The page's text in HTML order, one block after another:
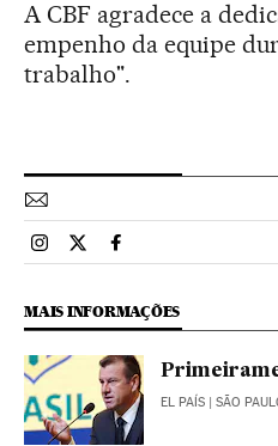
A CBF agradece a
empenho da equipe
trabalho".
Esportes El País Brasil en
Esportes El País Brasil
Esportes El País
MAIS INFORMAÇÕES
EL PAÍS | SÃO